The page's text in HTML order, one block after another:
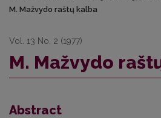
M. Mažvydo raštų kalba
Vol. 13 No. 2 (1977)
M. Mažvydo
Abstract